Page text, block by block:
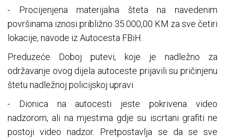
- Procijenjena materijalna šteta na navedenim
površinama iznosi približno 35.000,00 KM za sve četiri
lokacije, navode iz Autocesta FBiH.
Preduzeće Doboj putevi, koje je nadležno za
održavanje ovog dijela autoceste prijavili su pričinjenu
štetu nadležnoj policijskoj upravi.
- Dionica na autocesti jeste pokrivena video
nadzorom, ali na mjestima gdje su iscrtani grafiti ne
postoji video nadzor. Pretpostavlja se da se sve